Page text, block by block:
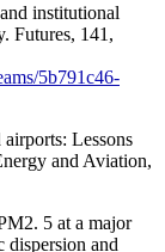
institutional
Futures, 141,
5b791c46-
Lessons
and Aviation,
5 at a major
and